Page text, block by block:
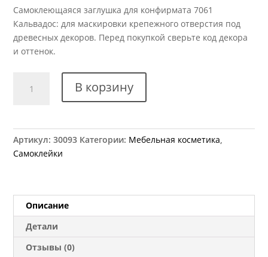
Самоклеющаяся заглушка для конфирмата 7061
Кальвадос: для маскировки крепежного отверстия под
древесных декоров. Перед покупкой сверьте код декора
и оттенок.
товара
конфирмата
В корзину
Артикул:30093 Категории: Мебельная косметика
Самоклейки
Описание
Детали
Отзывы (0)